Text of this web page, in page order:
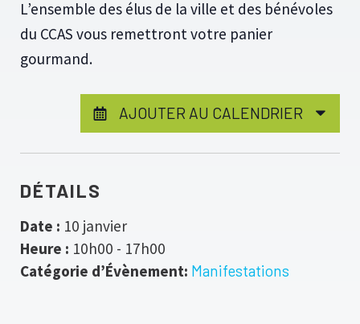
L’ensemble des élus de la ville et des bénévoles
du CCAS vous remettront votre panier
gourmand.
AJOUTER AU CALENDRIER
DÉTAILS
Date : 10 janvier
Heure : 10h00 - 17h00
Catégorie d’Évènement: Manifestations